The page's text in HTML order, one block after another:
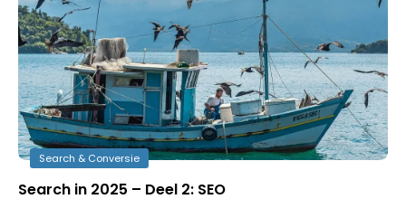
Search & Conversie
Search in 2025 – Deel 2: SEO